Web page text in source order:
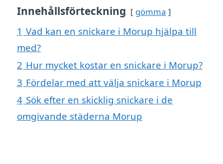
Innehållsförteckning gömma
1 Vad kan en snickare i Morup hjälpa till
med?
2 Hur mycket kostar en snickare i Morup?
3 Fördelar med att välja snickare i Morup
4 Sök efter en skicklig snickare i de
omgivande städerna Morup